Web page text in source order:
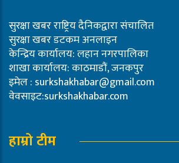
सुरक्षा खबर राष्ट्रिय दैनिकद्वारा संचालित
सुरक्षा खबर डटकम अनलाइन
केन्द्रिय कार्यालय: लहान नगरपालिका
शाखा कार्यालय: काठमाडौं, जनकपुर
इमेल : surkshakhabar@gmail.com
वेवसाइट:surkshakhabar.com
हाम्रो टीम